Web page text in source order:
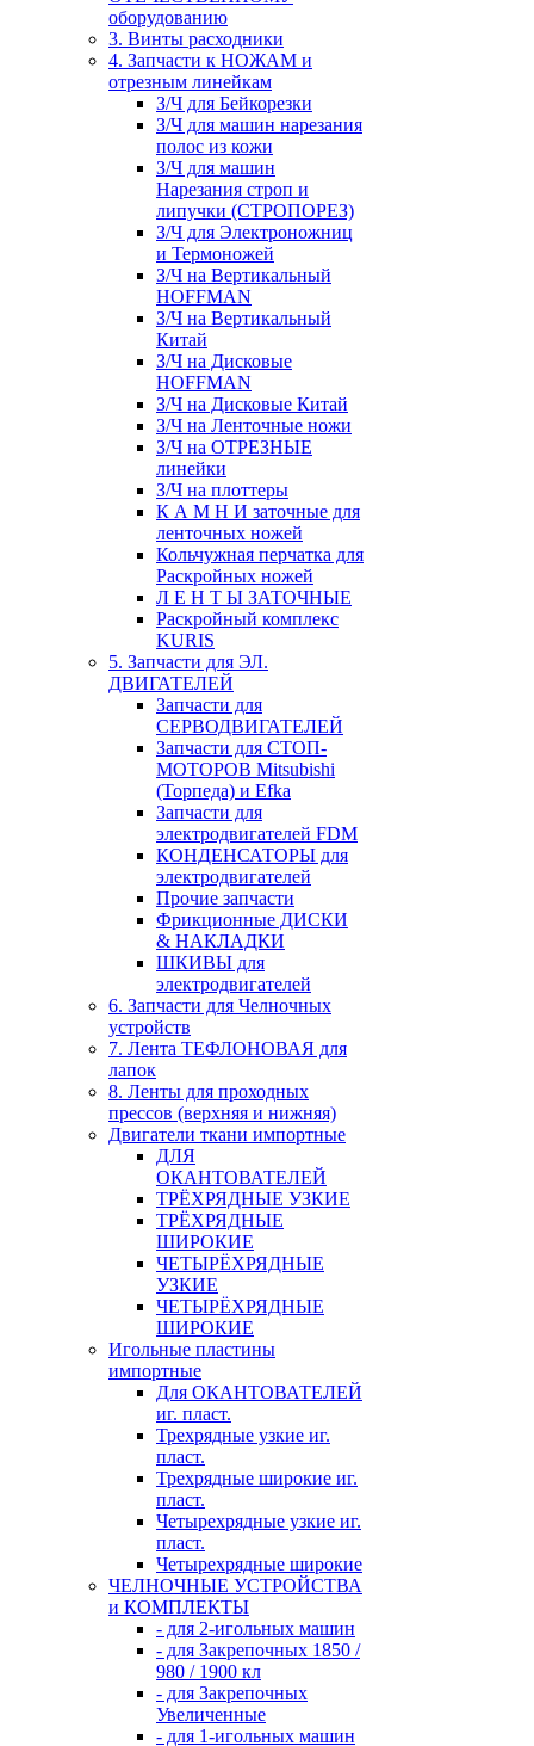
оборудованию
3. Винты расходники
4. Запчасти к НОЖАМ и
отрезным линейкам
З/Ч для Бейкорезки
З/Ч для машин нарезания
полос из кожи
З/Ч для машин
Нарезания строп и
липучки (СТРОПОРЕЗ)
З/Ч для Электроножниц
и Термоножей
З/Ч на Вертикальный
HOFFMAN
З/Ч на Вертикальный
Китай
З/Ч на Дисковые
HOFFMAN
З/Ч на Дисковые Китай
З/Ч на Ленточные ножи
З/Ч на ОТРЕЗНЫЕ
линейки
З/Ч на плоттеры
К А М Н И заточные для
ленточных ножей
Кольчужная перчатка для
Раскройных ножей
Л Е Н Т Ы ЗАТОЧНЫЕ
Раскройный комплекс
KURIS
5. Запчасти для ЭЛ.
ДВИГАТЕЛЕЙ
Запчасти для
СЕРВОДВИГАТЕЛЕЙ
Запчасти для СТОП-
МОТОРОВ Mitsubishi
(Торпеда) и Efka
Запчасти для
электродвигателей FDM
КОНДЕНСАТОРЫ для
электродвигателей
Прочие запчасти
Фрикционные ДИСКИ
& НАКЛАДКИ
ШКИВЫ для
электродвигателей
6. Запчасти для Челночных
устройств
7. Лента ТЕФЛОНОВАЯ для
лапок
8. Ленты для проходных
прессов (верхняя и нижняя)
Двигатели ткани импортные
ДЛЯ
ОКАНТОВАТЕЛЕЙ
ТРЁХРЯДНЫЕ УЗКИЕ
ТРЁХРЯДНЫЕ
ШИРОКИЕ
ЧЕТЫРЁХРЯДНЫЕ
УЗКИЕ
ЧЕТЫРЁХРЯДНЫЕ
ШИРОКИЕ
Игольные пластины
импортные
Для ОКАНТОВАТЕЛЕЙ
иг. пласт.
Трехрядные узкие иг.
пласт.
Трехрядные широкие иг.
пласт.
Четырехрядные узкие иг.
пласт.
Четырехрядные широкие
ЧЕЛНОЧНЫЕ УСТРОЙСТВА
и КОМПЛЕКТЫ
- для 2-игольных машин
- для Закрепочных 1850 /
980 / 1900 кл
- для Закрепочных
Увеличенные
- для 1-игольных машин